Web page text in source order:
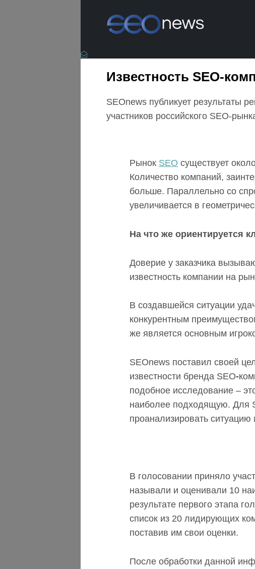
Известность SEO-
SEOnews публикует результаты
участников российского SEO-
Рынок SEO существует
Количество компаний,
больше. Параллельно со
увеличивается в
На что же ориентируется
Доверие у заказчика
известность компании на
В создавшейся ситуации
конкурентным
же является основным
SEOnews поставил своей
известности бренда SEO-
подобное исследование –
наиболее подходящую. Для
проанализировать ситуацию
В голосовании приняло
называли и оценивали 10
результате первого этапа
список из 20 лидирующих
поставив им свои оценки.
После обработки данной